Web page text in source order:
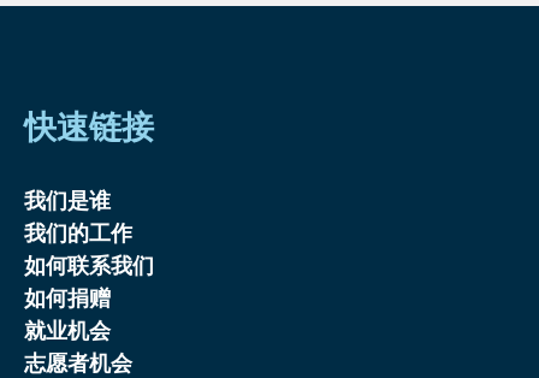
快速链接
我们是谁
我们的工作
如何联系我们
如何捐赠
就业机会
志愿者机会